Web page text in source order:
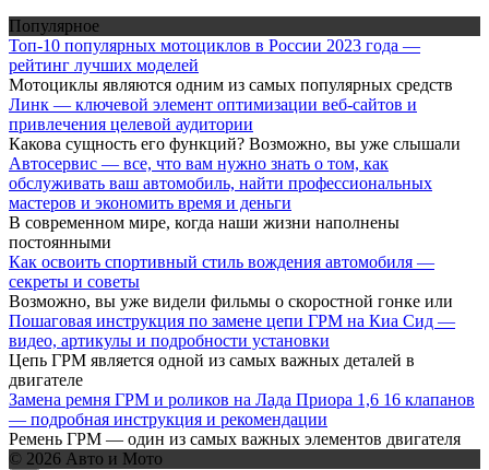
Популярное
Топ-10 популярных мотоциклов в России 2023 года —
рейтинг лучших моделей
Мотоциклы являются одним из самых популярных средств
Линк — ключевой элемент оптимизации веб-сайтов и
привлечения целевой аудитории
Какова сущность его функций? Возможно, вы уже слышали
Автосервис — все, что вам нужно знать о том, как
обслуживать ваш автомобиль, найти профессиональных
мастеров и экономить время и деньги
В современном мире, когда наши жизни наполнены
постоянными
Как освоить спортивный стиль вождения автомобиля —
секреты и советы
Возможно, вы уже видели фильмы о скоростной гонке или
Пошаговая инструкция по замене цепи ГРМ на Киа Сид —
видео, артикулы и подробности установки
Цепь ГРМ является одной из самых важных деталей в
двигателе
Замена ремня ГРМ и роликов на Лада Приора 1,6 16 клапанов
— подробная инструкция и рекомендации
Ремень ГРМ — один из самых важных элементов двигателя
© 2026 Авто и Мото